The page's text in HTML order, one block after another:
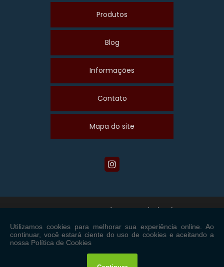
Produtos
Blog
Informações
Contato
Mapa do site
Copyright © Maiscom. (Lei 9610 de 19/02/1998)
W3C